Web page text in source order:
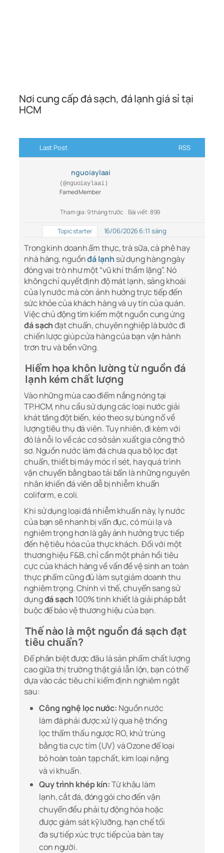
Nơi cung cấp đá sạch, đá lạnh giá sỉ tại
HCM
Last Post RSS
nguoiaylaai
(@nguoiaylaai)
Famed Member
Tham gia: 9 tháng trước Bài viết: 899
Topic starter 16/06/2026 6:11 sáng
Trong kinh doanh ẩm thực, trà sữa, cà phê hay
nhà hàng, nguồnđá lạnh sử dụng hàng ngày
đóng vai trò như một “vũ khí thầm lặng”. Nó
không chỉ quyết định độ mát lạnh, sảng khoái
của ly nước mà còn ảnh hưởng trực tiếp đến
sức khỏe của khách hàng và uy tín của quán.
Việc chủ động tìm kiếm một nguồn cung ứng
đá sạchđạt chuẩn, chuyên nghiệp là bước đi
chiến lược giúp cửa hàng của bạn vận hành
trơn tru và bền vững.
Hiểm họa khôn lường từ nguồn đá
lạnh kém chất lượng
Vào những mùa cao điểm nắng nóng tại
TP.HCM, nhu cầu sử dụng các loại nước giải
khát tăng đột biến, kéo theo sự bùng nổ về
lượng tiêu thụ đá viên. Tuy nhiên, đi kèm với
đó là nỗi lo về các cơ sở sản xuất gia công thô
sơ. Nguồn nước làm đá chưa qua bộ lọc đạt
chuẩn, thiết bị máy móc rỉ sét, hay quá trình
vận chuyển bằng bao tải bẩn là những nguyên
nhân khiến đá viên dễ bị nhiễm khuẩn
coliform, e.coli.
Khi sử dụng loại đá nhiễm khuẩn này, ly nước
của bạn sẽ nhanh bị vẩn đục, có mùi lạ và
nghiêm trọng hơn là gây ảnh hưởng trực tiếp
đến hệ tiêu hóa của thực khách. Đối với một
thương hiệu F&B, chỉ cần một phản hồi tiêu
cực của khách hàng về vấn đề vệ sinh an toàn
thực phẩm cũng đủ làm sụt giảm doanh thu
nghiêm trọng. Chính vì thế, chuyển sang sử
dụngđá sạch 100% tinh khiết là giải pháp bắt
buộc để bảo vệ thương hiệu của bạn.
Thế nào là một nguồn đá sạch đạt
tiêu chuẩn?
Để phân biệt được đâu là sản phẩm chất lượng
cao giữa thị trường thật giả lẫn lộn, bạn có thể
dựa vào các tiêu chí kiểm định nghiêm ngặt
sau:
Công nghệ lọc nước: Nguồn nước
làm đá phải được xử lý qua hệ thống
lọc thẩm thấu ngược RO, khử trùng
bằng tia cực tím (UV) và Ozone để loại
bỏ hoàn toàn tạp chất, kim loại nặng
và vi khuẩn.
Quy trình khép kín:Từ khâu làm
lạnh, cắt đá, đóng gói cho đến vận
chuyển đều phải tự động hóa hoặc
được giám sát kỹ lưỡng, hạn chế tối
đa sự tiếp xúc trực tiếp của bàn tay
con người.